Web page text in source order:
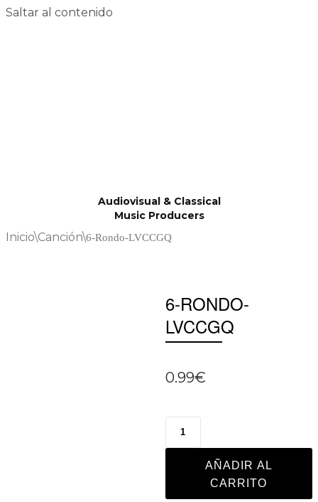
Saltar al contenido
Audiovisual & Classical
Music Producers
Inicio\Canción\6-Rondo-LVCCGQ
6-RONDO-
LVCCGQ
0.99€
AÑADIR AL
CARRITO